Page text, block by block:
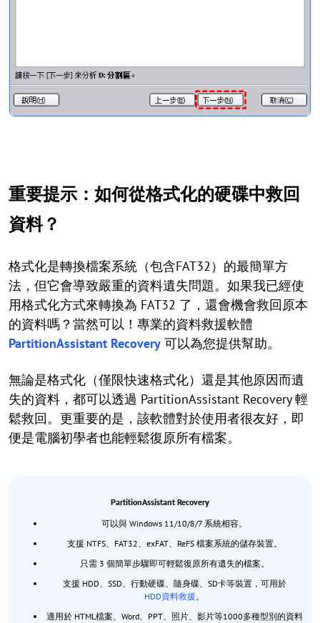
重要提示：如何從格式化的硬碟中救回
資料？
格式化是轉換檔案系統（包含FAT32）的最簡單方
法，但它會導致嚴重的資料遺失問題。如果我已經使
用格式化方式來轉換為 FAT32 了，還會機會救回原本
的資料嗎？當然可以！專業的資料救援軟體
PartitionAssistant Recovery 可以為您提供幫助。
無論是格式化（僅限快速格式化）還是其他原因而遺
失的資料，都可以透過 PartitionAssistant Recovery 輕
鬆救回。更重要的是，該軟體對於使用者很友好，即
便是電腦初學者也能輕鬆復原所有檔案。
PartitionAssistant Recovery
可以與 Windows 11/10/8/7 系統相容。
支援 NTFS、FAT32、exFAT、ReFS 檔案系統的儲存裝置。
只需 3 個簡單步驟即可輕鬆復原所有遺失的檔案。
支援 HDD、SSD、行動硬碟、隨身碟、SD卡等裝置，可用於
HDD資料救援。
適用於 HTML檔案、Word、PPT、照片、影片等1000多種型別的資料